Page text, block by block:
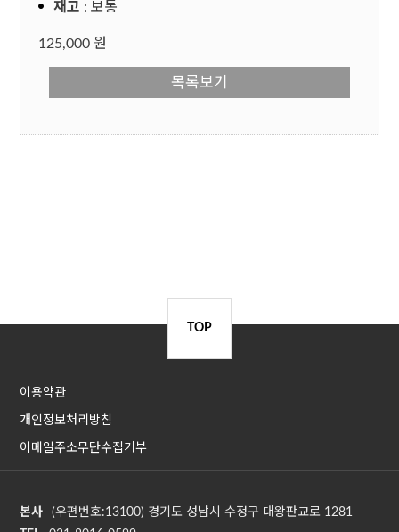
재고 : 보통
125,000 원
목록보기
TOP
이용약관
개인정보처리방침
이메일주소무단수집거부
본사
(우편번호:13100) 경기도 성남시 수정구 대왕판교로 1281